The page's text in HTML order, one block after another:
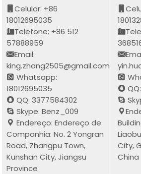
Celular: +86
18012695035
Telefone: +86 512
57888959
Email:
king.zhang2505@gmail.com
Whatsapp:
18012695035
QQ: 3377584302
Skype: Benz_009
Endereço: Endereço de
Companhia: No. 2 Yongran
Road, Zhangpu Town,
Kunshan City, Jiangsu
Province
City,
China